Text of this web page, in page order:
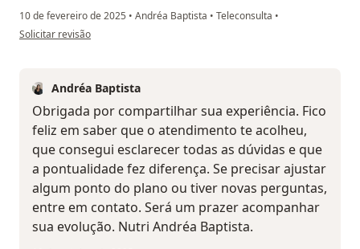
10 de fevereiro de 2025 • Andréa Baptista • Teleconsulta •
na opinião do utilizador Marta Lima
Solicitar revisão
Andréa Baptista
Obrigada por compartilhar sua experiência. Fico
feliz em saber que o atendimento te acolheu,
que consegui esclarecer todas as dúvidas e que
a pontualidade fez diferença. Se precisar ajustar
algum ponto do plano ou tiver novas perguntas,
entre em contato. Será um prazer acompanhar
sua evolução. Nutri Andréa Baptista.